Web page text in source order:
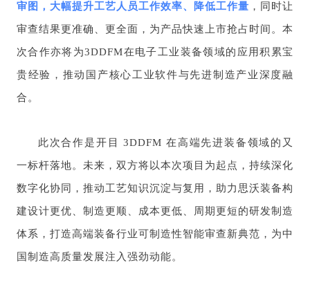
审图，大幅提升工艺人员工作效率、降低工作量 ，同时让
审查结果更准确、更全面，为产品快速上市抢占时间。本
次合作亦将为3DDFM在电子工业装备领域的应用积累宝
贵经验，推动国产核心工业软件与先进制造产业深度融
合。
此次合作是开目 3DDFM 在高端先进装备领域的又
一标杆落地。未来，双方将以本次项目为起点，持续深化
数字化协同，推动工艺知识沉淀与复用，助力思沃装备构
建设计更优、制造更顺、成本更低、周期更短的研发制造
体系，打造高端装备行业可制造性智能审查新典范，为中
国制造高质量发展注入强劲动能。